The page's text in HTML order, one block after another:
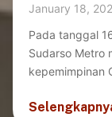
January 18,
Pada tanggal
Sudarso Metro
kepemimpinan